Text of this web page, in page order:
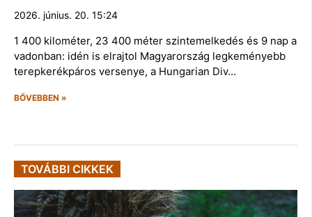
2026. június. 20. 15:24
1 400 kilométer, 23 400 méter szintemelkedés és 9 nap a
vadonban: idén is elrajtol Magyarország legkeményebb
terepkerékpáros versenye, a Hungarian Div…
BŐVEBBEN »
TOVÁBBI CIKKEK